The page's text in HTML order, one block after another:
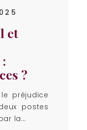
et
?
préjudice
postes
la…